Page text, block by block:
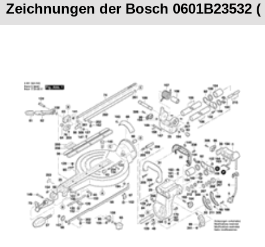
Zeichnungen der Bosch 0601B23532 (